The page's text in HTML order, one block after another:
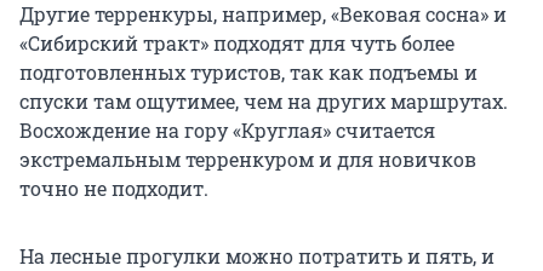
Другие терренкуры, например, «Вековая сосна» и
«Сибирский тракт» подходят для чуть более
подготовленных туристов, так как подъемы и
спуски там ощутимее, чем на других маршрутах.
Восхождение на гору «Круглая» считается
экстремальным терренкуром и для новичков
точно не подходит.
На лесные прогулки можно потратить и пять, и